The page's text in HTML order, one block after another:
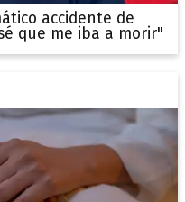
accidente de
que me iba a morir"